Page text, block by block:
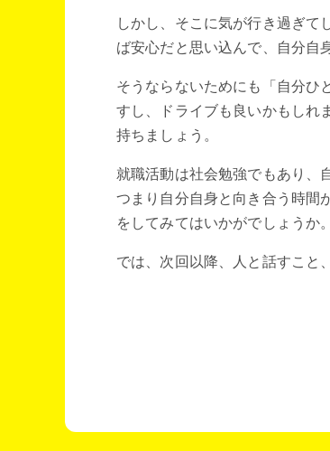
しかし、そこに気が行き過ぎて
ば安心だと思い込んで、自分自
そうならないためにも「自分ひ
すし、ドライブも良いかもしれ
持ちましょう。
就職活動は社会勉強でもあり、
つまり自分自身と向き合う時間
をしてみてはいかがでしょうか。
では、次回以降、人と話すこと